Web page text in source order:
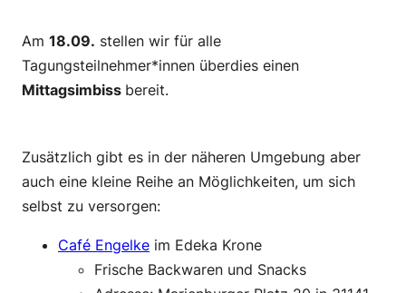
Am 18.09. stellen wir für alle
Tagungsteilnehmer*innen überdies einen
Mittagsimbiss bereit.
Zusätzlich gibt es in der näheren Umgebung aber
auch eine kleine Reihe an Möglichkeiten, um sich
selbst zu versorgen:
Café Engelke im Edeka Krone
Frische Backwaren und Snacks